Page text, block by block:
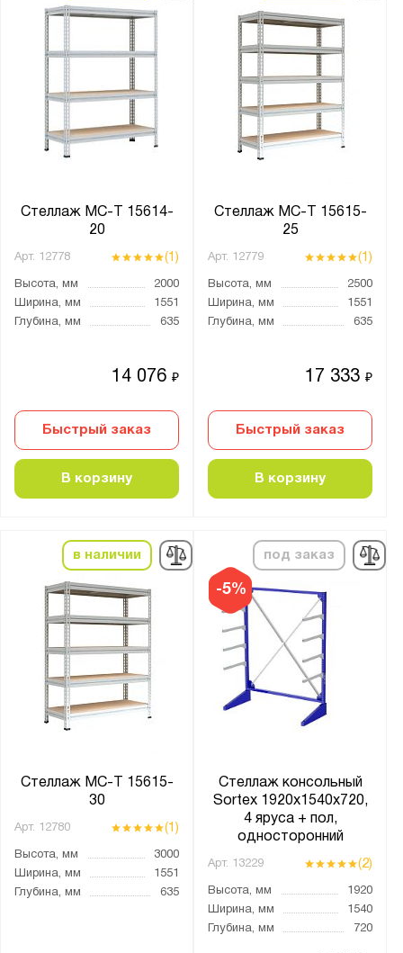
Стеллаж МС-Т 15614-
20
Арт. 12778 (1)
Высота, мм
2000
Ширина, мм
1551
Глубина, мм
635
14 076₽
Быстрый заказ
В корзину
Стеллаж МС-Т 15615-
25
Арт. 12779 (1)
Высота, мм
2500
Ширина, мм
1551
Глубина, мм
635
17 333₽
Быстрый заказ
В корзину
в наличии
Стеллаж МС-Т 15615-
30
Арт. 12780 (1)
Высота, мм
3000
Ширина, мм
1551
Глубина, мм
635
-5%
под заказ
Стеллаж консольный
Sortex 1920х1540х720,
4 яруса + пол,
односторонний
Арт. 13229 (2)
Высота, мм
1920
Ширина, мм
1540
Глубина, мм
720
МКФ
Оптима
Профи-Т
СТ-062
Показать Сбросить